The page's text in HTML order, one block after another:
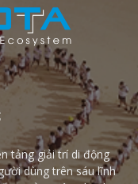
tảng giải trí di động
dùng trên sáu lĩnh